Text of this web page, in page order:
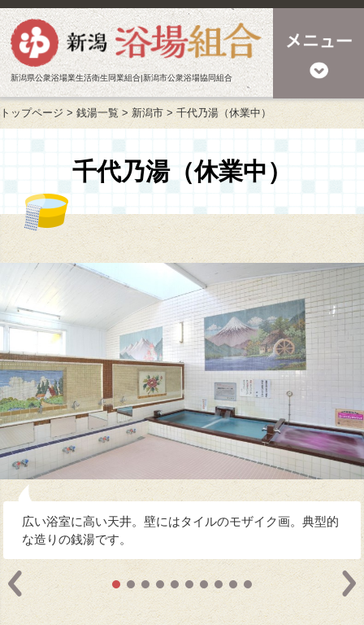
新潟県公衆浴場業生活衛生同業組合|新潟市公衆浴場協同組合
トップページ > 銭湯一覧 > 新潟市 >千代乃湯（休業中）
千代乃湯（休業中）
広い浴室に高い天井。壁にはタイルのモザイク画。典型的
な造りの銭湯です。